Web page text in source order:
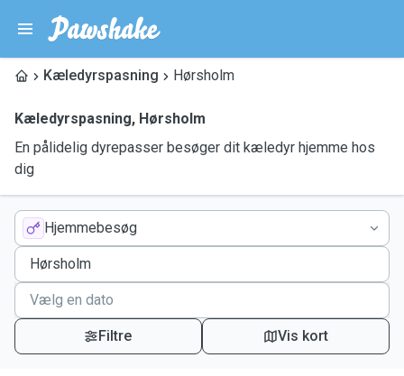
Kæledyrspasning Hørsholm
Kæledyrspasning, Hørsholm
En pålidelig dyrepasser besøger dit kæledyr hjemme hos
dig
Hjemmebesøg
Filtre Vis kort